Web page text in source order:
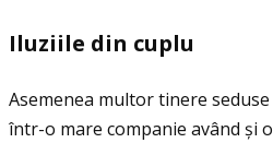
Iluziile din cuplu
Asemenea multor tinere
într-o mare companie având și